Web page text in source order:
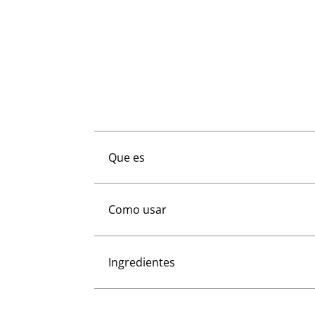
Que es
Como usar
Ingredientes